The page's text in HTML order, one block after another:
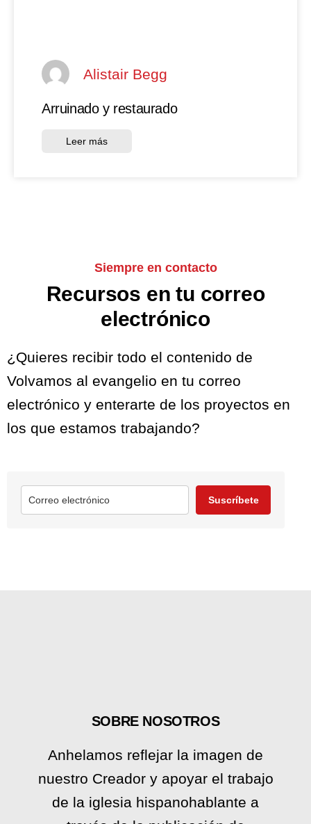
Alistair Begg
Arruinado y restaurado
Leer más
Siempre en contacto
Recursos en tu correo
electrónico
¿Quieres recibir todo el contenido de
Volvamos al evangelio en tu correo
electrónico y enterarte de los proyectos en
los que estamos trabajando?
Suscríbete
SOBRE NOSOTROS
Anhelamos reflejar la imagen de
nuestro Creador y apoyar el trabajo
de la iglesia hispanohablante a